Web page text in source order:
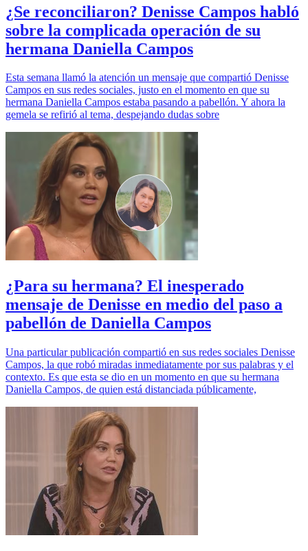
¿Se reconciliaron? Denisse Campos habló
sobre la complicada operación de su
hermana Daniella Campos
Esta semana llamó la atención un mensaje que compartió Denisse
Campos en sus redes sociales, justo en el momento en que su
hermana Daniella Campos estaba pasando a pabellón. Y ahora la
gemela se refirió al tema, despejando dudas sobre
¿Para su hermana? El inesperado
mensaje de Denisse en medio del paso a
pabellón de Daniella Campos
Una particular publicación compartió en sus redes sociales Denisse
Campos, la que robó miradas inmediatamente por sus palabras y el
contexto. Es que esta se dio en un momento en que su hermana
Daniella Campos, de quien está distanciada públicamente,